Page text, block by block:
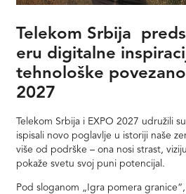
Telekom Srbija
eru digitalne
tehnološke
2027
Telekom Srbija i EXPO 2027 udružili
ispisali novo poglavlje u istoriji naše
više od podrške – ona nosi strast,
pokaže svetu svoj puni potencijal.
Pod sloganom „Igra pomera